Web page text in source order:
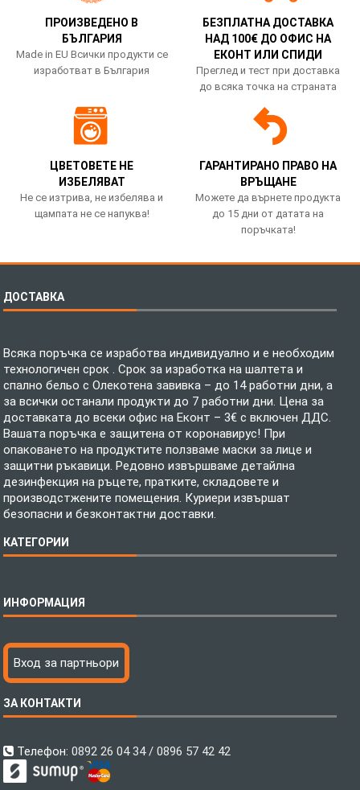
ПРОИЗВЕДЕНО В
БЪЛГАРИЯ
Made in EU Всички продукти се
изработват в България
БЕЗПЛАТНА ДОСТАВКА
НАД 100€ ДО ОФИС НА
ЕКОНТ ИЛИ СПИДИ
Преглед и тест при доставка
до всяка точка на страната
ЦВЕТОВЕТЕ НЕ
ИЗБЕЛЯВАТ
Не се изтрива, не избелява и
щампата не се напуква!
ГАРАНТИРАНО ПРАВО НА
ВРЪЩАНЕ
Можете да върнете продукта
до 15 дни от датата на
поръчката!
ДОСТАВКА
Всяка поръчка се изработва индивидуално и е необходим
технологичен срок . Срок за изработка на шалтета и
спално бельо с Олекотена завивка – до 14 работни дни, а
за всички останали продукти до 7 работни дни. Цена за
доставката до всеки офис на Еконт – 3€ с включен ДДС.
Вашата поръчка е защитена от коронавирус! При
опаковането на продуктите ползваме маски за лице и
защитни ръкавици. Редовно извършваме детайлна
дезинфекция на ръцете, пратките, складовете и
производстжените помещения. Куриери извършат
безопасни и безконтактни доставки.
КАТЕГОРИИ
Бебешки спални комплекти
Тениски с пълноцветен печат
Хавлиени кърпи
Пончо за водни спортове
Микрофибърни Велурени Кърпи
Детски пончота
Тениски
ИНФОРМАЦИЯ
Технология на печатане
Файлове за печат
Как да поръчам?
С какво сме различни?
Контакти
Вход за партньори
ЗА КОНТАКТИ
Телефон:0892 26 04 34 / 0896 57 42 42